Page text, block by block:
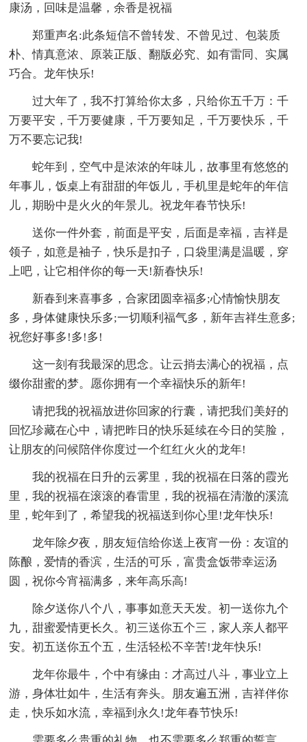
康汤，回味是温馨，余香是祝福
郑重声名:此条短信不曾转发、不曾见过、包装质
朴、情真意浓、原装正版、翻版必究、如有雷同、实属
巧合。龙年快乐!
过大年了，我不打算给你太多，只给你五千万：千
万要平安，千万要健康，千万要知足，千万要快乐，千
万不要忘记我!
蛇年到，空气中是浓浓的年味儿，故事里有悠悠的
年事儿，饭桌上有甜甜的年饭儿，手机里是蛇年的年信
儿，期盼中是火火的年景儿。祝龙年春节快乐!
送你一件外套，前面是平安，后面是幸福，吉祥是
领子，如意是袖子，快乐是扣子，口袋里满是温暖，穿
上吧，让它相伴你的每一天!新春快乐!
新春到来喜事多，合家团圆幸福多;心情愉快朋友
多，身体健康快乐多;一切顺利福气多，新年吉祥生意多;
祝您好事多!多!多!
这一刻有我最深的思念。让云捎去满心的祝福，点
缀你甜蜜的梦。愿你拥有一个幸福快乐的新年!
请把我的祝福放进你回家的行囊，请把我们美好的
回忆珍藏在心中，请把昨日的快乐延续在今日的笑脸，
让朋友的问候陪伴你度过一个红红火火的龙年!
我的祝福在日升的云雾里，我的祝福在日落的霞光
里，我的祝福在滚滚的春雷里，我的祝福在清澈的溪流
里，蛇年到了，希望我的祝福送到你心里!龙年快乐!
龙年除夕夜，朋友短信给你送上夜宵一份：友谊的
陈酿，爱情的香滨，生活的可乐，富贵盒饭带幸运汤
圆，祝你今宵福满多，来年高乐高!
除夕送你八个八，事事如意天天发。初一送你九个
九，甜蜜爱情更长久。初三送你五个三，家人亲人都平
安。初五送你五个五，生活轻松不辛苦!龙年快乐!
龙年你最牛，个中有缘由：才高过八斗，事业立上
游，身体壮如牛，生活有奔头。朋友遍五洲，吉祥伴你
走，快乐如水流，幸福到永久!龙年春节快乐!